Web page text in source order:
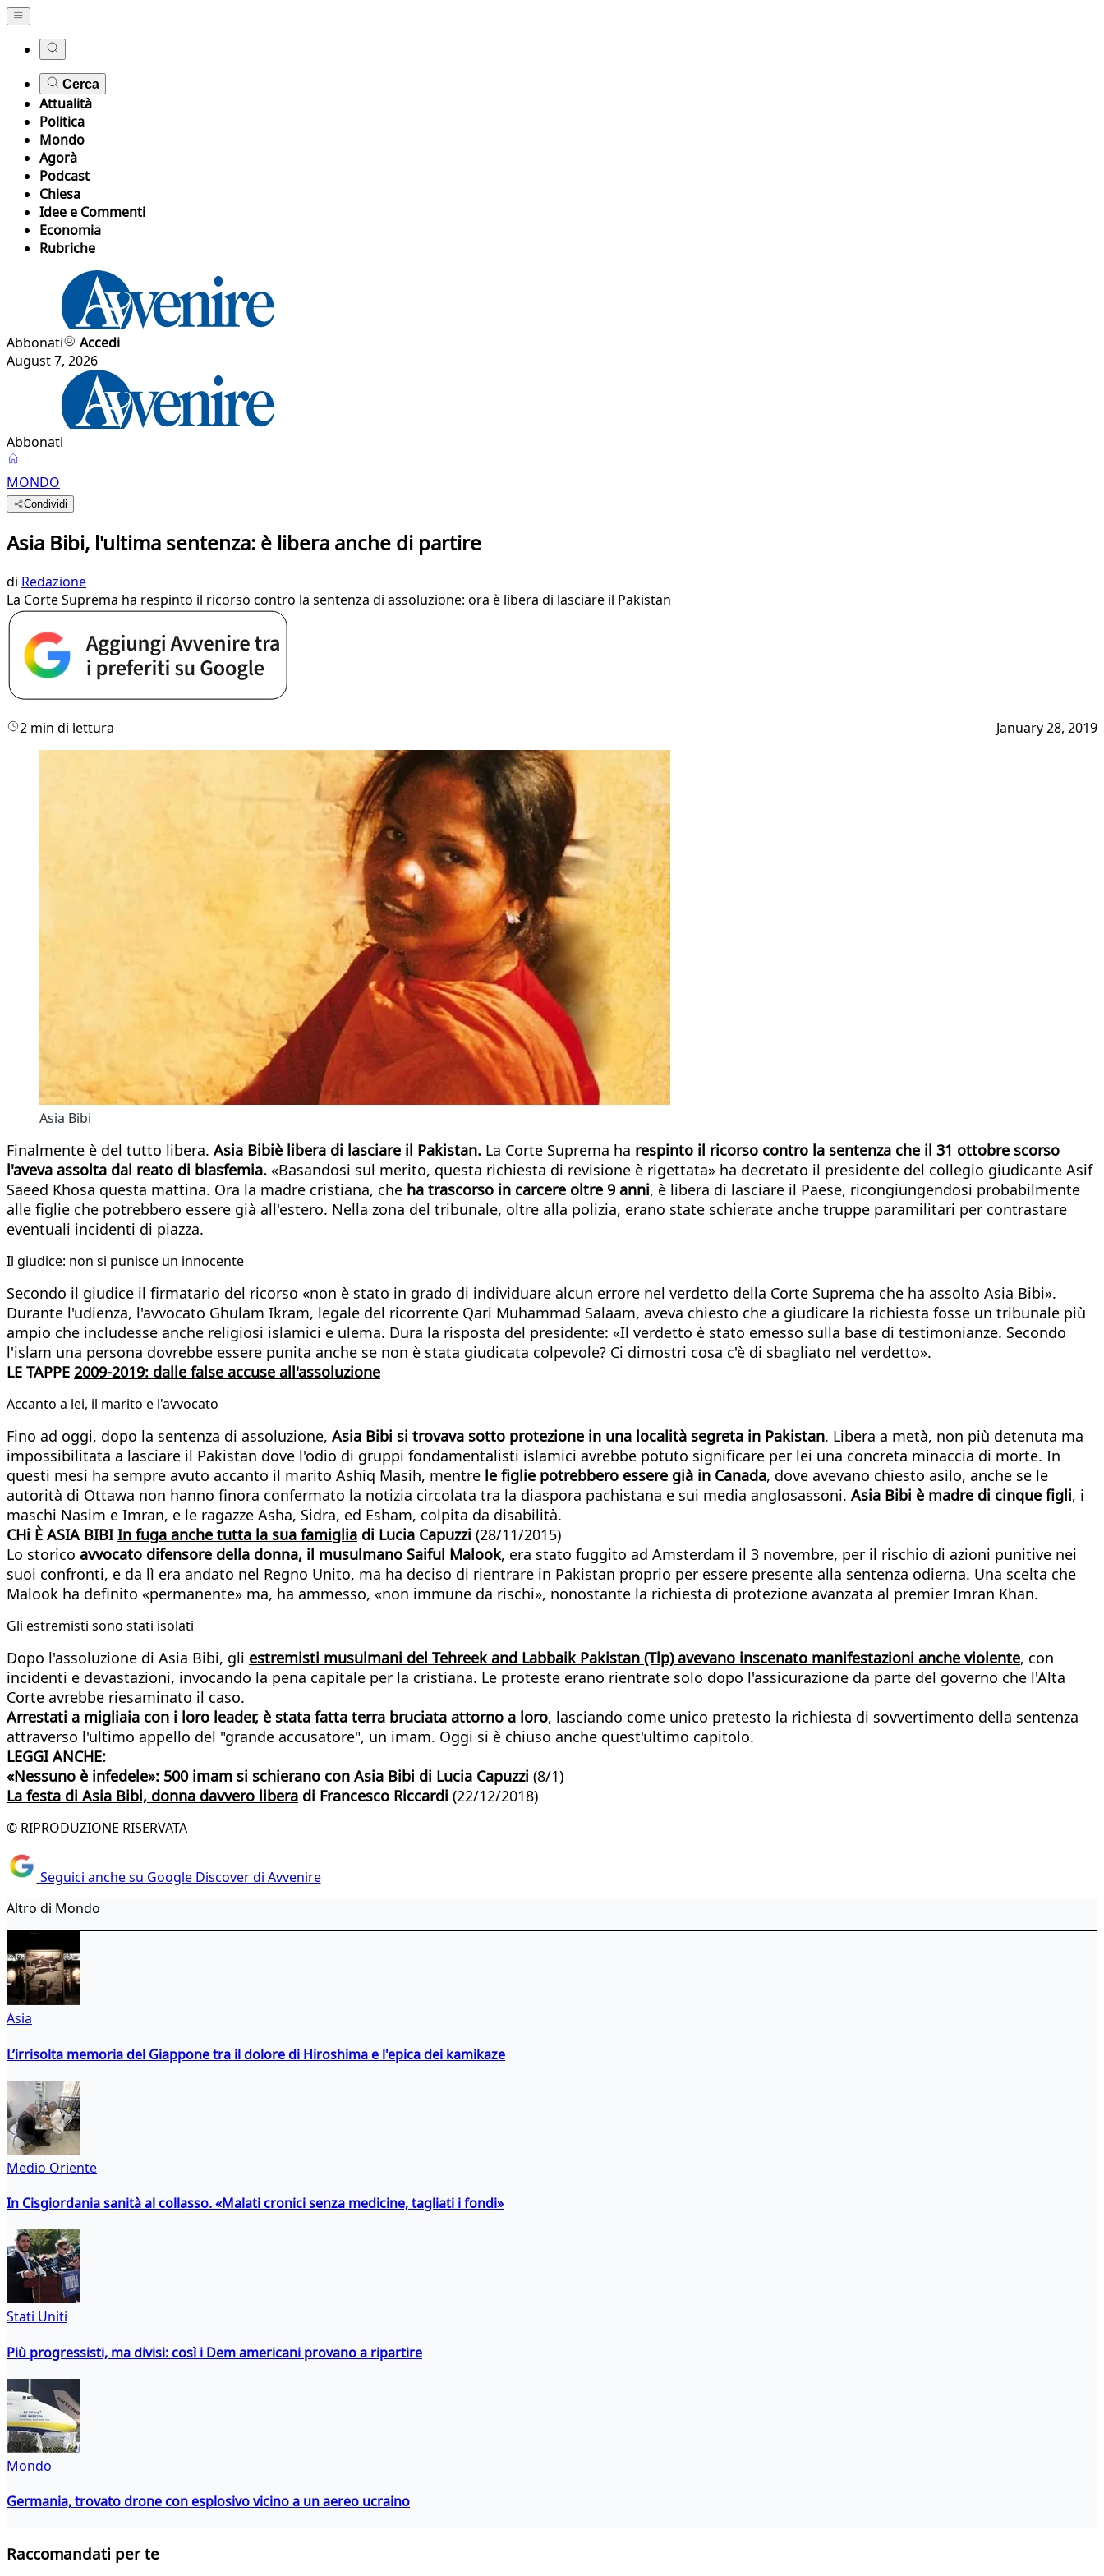
Cerca
Attualità
Politica
Mondo
Agorà
Podcast
Chiesa
Idee e Commenti
Economia
Rubriche
Abbonati
Accedi
August 7, 2026
Abbonati
MONDO
Condividi
Asia Bibi, l'ultima sentenza: è libera anche di partire
di Redazione
La Corte Suprema ha respinto il ricorso contro la sentenza di assoluzione: ora è libera di lasciare il Pakistan
2 min di lettura January 28, 2019
Asia Bibi
Finalmente è del tutto libera. Asia Bibiè libera di lasciare il Pakistan. La Corte Suprema ha respinto il ricorso contro la sentenza che il 31 ottobre scorso
l'aveva assolta dal reato di blasfemia. «Basandosi sul merito, questa richiesta di revisione è rigettata» ha decretato il presidente del collegio giudicante Asif
Saeed Khosa questa mattina. Ora la madre cristiana, che ha trascorso in carcere oltre 9 anni, è libera di lasciare il Paese, ricongiungendosi probabilmente
alle figlie che potrebbero essere già all'estero. Nella zona del tribunale, oltre alla polizia, erano state schierate anche truppe paramilitari per contrastare
eventuali incidenti di piazza.
Il giudice: non si punisce un innocente
Secondo il giudice il firmatario del ricorso «non è stato in grado di individuare alcun errore nel verdetto della Corte Suprema che ha assolto Asia Bibi».
Durante l'udienza, l'avvocato Ghulam Ikram, legale del ricorrente Qari Muhammad Salaam, aveva chiesto che a giudicare la richiesta fosse un tribunale più
ampio che includesse anche religiosi islamici e ulema. Dura la risposta del presidente: «Il verdetto è stato emesso sulla base di testimonianze. Secondo
l'islam una persona dovrebbe essere punita anche se non è stata giudicata colpevole? Ci dimostri cosa c'è di sbagliato nel verdetto».
LE TAPPE 2009-2019: dalle false accuse all'assoluzione
Accanto a lei, il marito e l'avvocato
Fino ad oggi, dopo la sentenza di assoluzione, Asia Bibi si trovava sotto protezione in una località segreta in Pakistan. Libera a metà, non più detenuta ma
impossibilitata a lasciare il Pakistan dove l'odio di gruppi fondamentalisti islamici avrebbe potuto significare per lei una concreta minaccia di morte. In
questi mesi ha sempre avuto accanto il marito Ashiq Masih, mentre le figlie potrebbero essere già in Canada, dove avevano chiesto asilo, anche se le
autorità di Ottawa non hanno finora confermato la notizia circolata tra la diaspora pachistana e sui media anglosassoni. Asia Bibi è madre di cinque figli, i
maschi Nasim e Imran, e le ragazze Asha, Sidra, ed Esham, colpita da disabilità.
CHi È ASIA BIBIIn fuga anche tutta la sua famiglia di Lucia Capuzzi (28/11/2015)
Lo storico avvocato difensore della donna, il musulmano Saiful Malook, era stato fuggito ad Amsterdam il 3 novembre, per il rischio di azioni punitive nei
suoi confronti, e da lì era andato nel Regno Unito, ma ha deciso di rientrare in Pakistan proprio per essere presente alla sentenza odierna. Una scelta che
Malook ha definito «permanente» ma, ha ammesso, «non immune da rischi», nonostante la richiesta di protezione avanzata al premier Imran Khan.
Gli estremisti sono stati isolati
Dopo l'assoluzione di Asia Bibi, gli estremisti musulmani del Tehreek and Labbaik Pakistan (Tlp) avevano inscenato manifestazioni anche violente, con
incidenti e devastazioni, invocando la pena capitale per la cristiana. Le proteste erano rientrate solo dopo l'assicurazione da parte del governo che l'Alta
Corte avrebbe riesaminato il caso.
Arrestati a migliaia con i loro leader, è stata fatta terra bruciata attorno a loro, lasciando come unico pretesto la richiesta di sovvertimento della sentenza
attraverso l'ultimo appello del "grande accusatore", un imam. Oggi si è chiuso anche quest'ultimo capitolo.
LEGGI ANCHE:
«Nessuno è infedele»: 500 imam si schierano con Asia Bibi di Lucia Capuzzi (8/1)
La festa di Asia Bibi, donna davvero libera di Francesco Riccardi (22/12/2018)
© RIPRODUZIONE RISERVATA
Seguici anche su Google Discover di Avvenire
Altro di Mondo
Asia
L’irrisolta memoria del Giappone tra il dolore di Hiroshima e l'epica dei kamikaze
Medio Oriente
In Cisgiordania sanità al collasso. «Malati cronici senza medicine, tagliati i fondi»
Stati Uniti
Più progressisti, ma divisi: così i Dem americani provano a ripartire
Mondo
Germania, trovato drone con esplosivo vicino a un aereo ucraino
Raccomandati per te